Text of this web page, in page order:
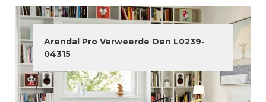
Arendal Pro Verweerde Den L0239-
04315